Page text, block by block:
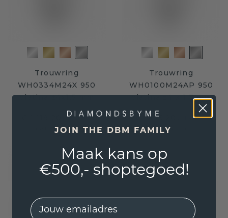
Trouwring
WH0334M24X 950
platina ±4x1.5 mm
€ 1.399,-
Excl. Tax & BTW
Trouwring
WH0100M24AP 950
platina ±4 x 1,7 mm
€ 1.175,20 € 1.469,-
Excl. Tax & BTW
JOIN THE DBM FAMILY
Maak kans op
€500,- shoptegoed!
EMail